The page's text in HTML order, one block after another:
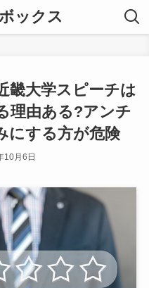
ックス
畿大学スピーチは
理由ある?アンチ
にする方が危険
10月6日